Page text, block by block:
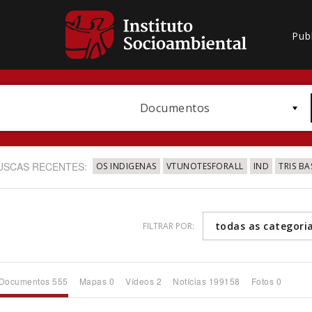
Documentos
RECENTES: OS INDIGENAS VTUNOTESFORALL IND TRIS
FILTRAR POR: todas as
Documentos 555 Mapas 0 Vídeos 2 Notícias 199158 Fotos 0